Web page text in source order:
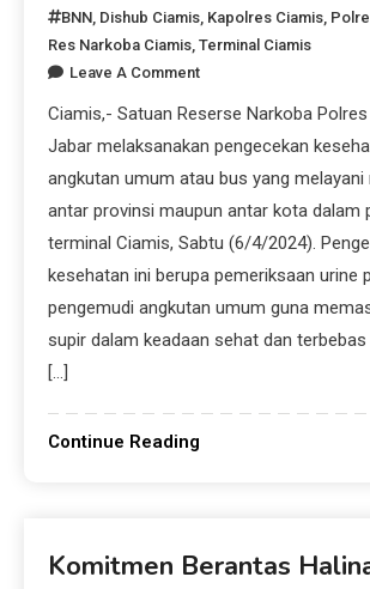
BNN, Dishub Ciamis, Kapolres Ciamis,
Res Narkoba Ciamis,Terminal Ciamis
Leave A Comment
Ciamis,- Satuan Reserse Narkoba
Jabar melaksanakan pengecekan
angkutan umum atau bus yang
antar provinsi maupun antar kota dalam
terminal Ciamis, Sabtu (6/4/2024).
kesehatan ini berupa pemeriksaan urine
pengemudi angkutan umum guna
supir dalam keadaan sehat dan terbebas
[…]
Continue Reading
Komitmen Berantas